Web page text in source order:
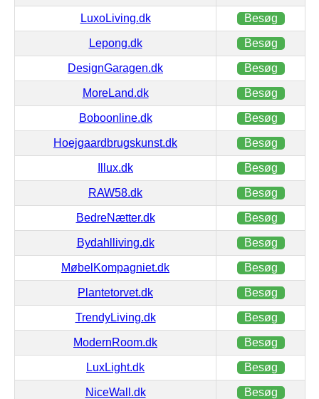
LuxoLiving.dk Besøg
Lepong.dk Besøg
DesignGaragen.dk Besøg
MoreLand.dk Besøg
Boboonline.dk Besøg
Hoejgaardbrugskunst.dk Besøg
Illux.dk Besøg
RAW58.dk Besøg
BedreNætter.dk Besøg
Bydahlliving.dk Besøg
MøbelKompagniet.dk Besøg
Plantetorvet.dk Besøg
TrendyLiving.dk Besøg
ModernRoom.dk Besøg
LuxLight.dk Besøg
NiceWall.dk Besøg